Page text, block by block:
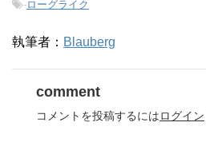
-ローグライク
執筆者： Blauberg
comment
コメントを投稿するにはログイン